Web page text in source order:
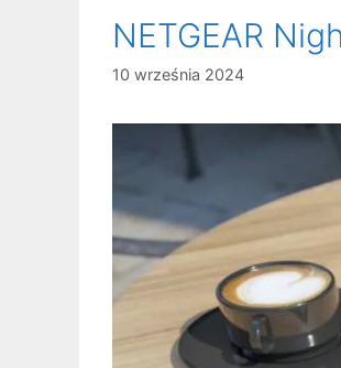
NETGEAR
10 września 2024